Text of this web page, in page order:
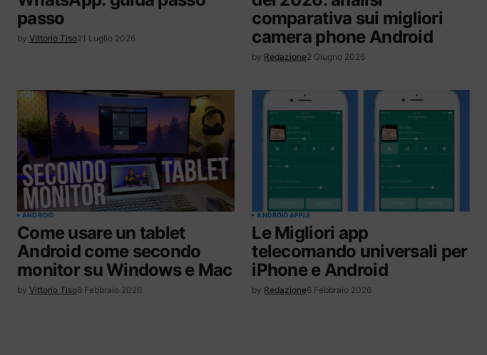
passo
by Vittorio Tiso21 Luglio 2026
comparativa sui migliori
camera phone Android
by Redazione2 Giugno 2026
ANDROID
Come usare un tablet
Android come secondo
monitor su Windows e Mac
by Vittorio Tiso8 Febbraio 2026
ANDROID APPLE
Le Migliori app
telecomando universali per
iPhone e Android
by Redazione6 Febbraio 2026